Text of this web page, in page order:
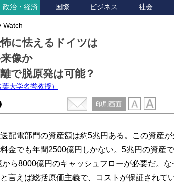
政治・経済 国際 ビジネス 社会
Watch
に怯えるドイツは
像か
で脱原発は可能？
葉大学名誉教授）
印刷画面
配電部門の資産額は約5兆円ある。この資産
金でも年間2500億円しかない。5兆円の資産
から8000億円のキャッシュフローが必要だ。
言えば総括原価主義で、コストが保証されて